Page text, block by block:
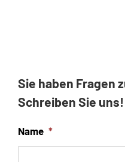
Sie haben Fragen
Schreiben Sie uns!
Name *